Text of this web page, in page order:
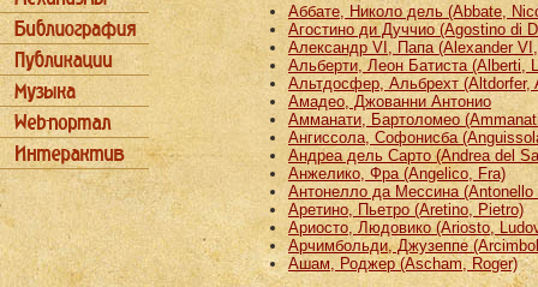
Аббате, Николо дель (Abbate,
Агостино ди Дуччио (Agostino di
Александр VI, Папа (Alexander
Альберти, Леон Батиста (Alberti,
Альтдосфер, Альбрехт (Altdorfer,
Амадео, Джованни Антонио
Амманати, Бартоломео
Ангиссола, Софонисба
Андреа дель Сарто (Andrea del
Анжелико, Фра (Angelico, Fra)
Антонелло да Мессина (Antonello
Аретино, Пьетро (Aretino, Pietro)
Ариосто, Людовико (Ariosto,
Арчимбольди, Джузеппе
Ашам, Роджер (Ascham, Roger)